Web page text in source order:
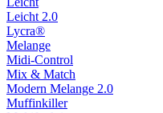
Leicht 2.0
Lycra®
Melange
Midi-Control
Mix & Match
Modern Melange 2.0
Muffinkiller